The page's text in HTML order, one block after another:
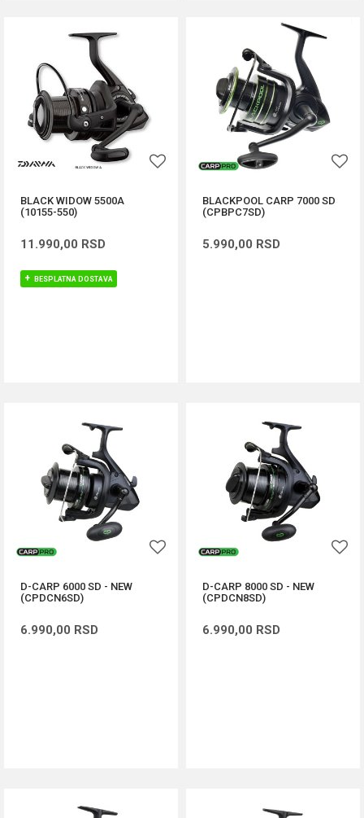
BLACK WIDOW 5500A
(10155-550)
11.990,00 RSD
BESPLATNA DOSTAVA
BLACKPOOL CARP 7000 SD
(CPBPC7SD)
5.990,00 RSD
D-CARP 6000 SD - NEW
(CPDCN6SD)
6.990,00 RSD
D-CARP 8000 SD - NEW
(CPDCN8SD)
6.990,00 RSD